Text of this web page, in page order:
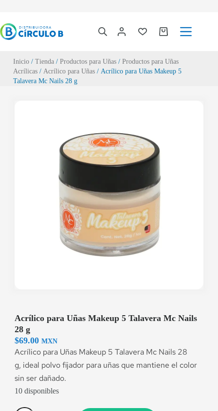
Inicio/ Tienda/ Productos para Uñas/ Productos para Uñas
Acrílicas/ Acrílico para Uñas/ Acrílico para Uñas Makeup 5
Talavera Mc Nails 28 g
Acrílico para Uñas Makeup 5 Talavera Mc Nails
28 g
$69.00 MXN
Acrílico para Uñas Makeup 5 Talavera Mc Nails 28
g, ideal polvo fijador para uñas que mantiene el color
sin ser dañado.
10 disponibles